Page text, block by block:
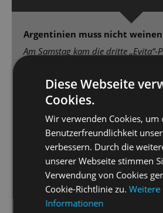
Argentinien muss nicht weinen
Am Samstag kam die dritte
brillant gespielt und gesungen – ein
[...] Die Fassung von Regisseur
Simon Eichenberger („Pippin“)
Opulenz. Wunderbar meistert
Titelpartie die für weibliche
geschriebenen Gesangsparts.
Wendorffin der zweiten Hauptrolle
[…] sowie Marcus Günzel als beim
seinerEvita mitfühlender Juan
Diese Webseite
Cookies.
Wir verwenden Cookies, um
Benutzerfreundlichkeit
verbessern. Durch die
unserer Webseite stimmen
Verwendung von Cookies
Cookie-Richtlinie zu.Weitere
Informationen